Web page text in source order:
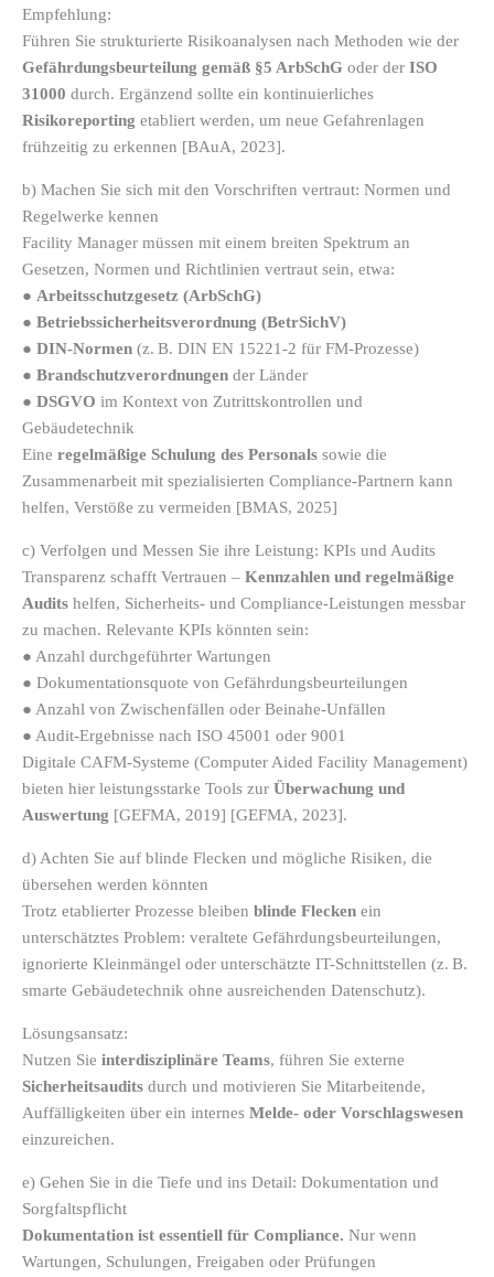
Empfehlung:
Führen Sie strukturierte Risikoanalysen nach Methoden wie der
Gefährdungsbeurteilung gemäß §5 ArbSchG oder der ISO
31000 durch. Ergänzend sollte ein kontinuierliches
Risikoreporting etabliert werden, um neue Gefahrenlagen
frühzeitig zu erkennen [BAuA, 2023].
b) Machen Sie sich mit den Vorschriften vertraut: Normen und
Regelwerke kennen
Facility Manager müssen mit einem breiten Spektrum an
Gesetzen, Normen und Richtlinien vertraut sein, etwa:
● Arbeitsschutzgesetz (ArbSchG)
● Betriebssicherheitsverordnung (BetrSichV)
● DIN-Normen (z. B. DIN EN 15221-2 für FM-Prozesse)
● Brandschutzverordnungen der Länder
● DSGVO im Kontext von Zutrittskontrollen und
Gebäudetechnik
Eine regelmäßige Schulung des Personals sowie die
Zusammenarbeit mit spezialisierten Compliance-Partnern kann
helfen, Verstöße zu vermeiden [BMAS, 2025]
c) Verfolgen und Messen Sie ihre Leistung: KPIs und Audits
Transparenz schafft Vertrauen – Kennzahlen und regelmäßige
Audits helfen, Sicherheits- und Compliance-Leistungen messbar
zu machen. Relevante KPIs könnten sein:
● Anzahl durchgeführter Wartungen
● Dokumentationsquote von Gefährdungsbeurteilungen
● Anzahl von Zwischenfällen oder Beinahe-Unfällen
● Audit-Ergebnisse nach ISO 45001 oder 9001
Digitale CAFM-Systeme (Computer Aided Facility Management)
bieten hier leistungsstarke Tools zur Überwachung und
Auswertung [GEFMA, 2019] [GEFMA, 2023].
d) Achten Sie auf blinde Flecken und mögliche Risiken, die
übersehen werden könnten
Trotz etablierter Prozesse bleiben blinde Flecken ein
unterschätztes Problem: veraltete Gefährdungsbeurteilungen,
ignorierte Kleinmängel oder unterschätzte IT-Schnittstellen (z. B.
smarte Gebäudetechnik ohne ausreichenden Datenschutz).
Lösungsansatz:
Nutzen Sie interdisziplinäre Teams, führen Sie externe
Sicherheitsaudits durch und motivieren Sie Mitarbeitende,
Auffälligkeiten über ein internes Melde- oder Vorschlagswesen
einzureichen.
e) Gehen Sie in die Tiefe und ins Detail: Dokumentation und
Sorgfaltspflicht
Dokumentation ist essentiell für Compliance. Nur wenn
Wartungen, Schulungen, Freigaben oder Prüfungen